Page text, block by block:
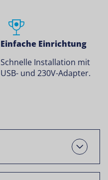
Einfache Einrichtung
Schnelle Installation mit
USB- und 230V-Adapter.
Öffnen Sie